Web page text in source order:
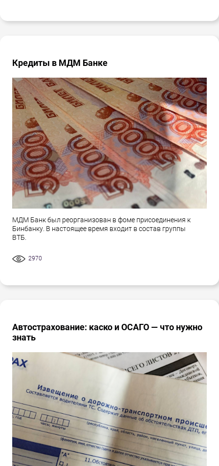
Кредиты в МДМ Банке
МДМ Банк был реорганизован в фоме присоединения к
Бинбанку. В настоящее время входит в состав группы
ВТБ.
2970
Автострахование: каско и ОСАГО — что нужно
знать